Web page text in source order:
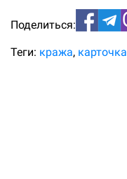
Поделиться:
Теги: кража карточка